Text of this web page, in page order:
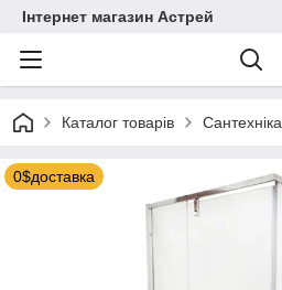
Інтернет магазин Астрей
Каталог товарів Сантехніка
0$доставка